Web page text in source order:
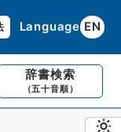
Language EN
辞書検索
（五十音順）